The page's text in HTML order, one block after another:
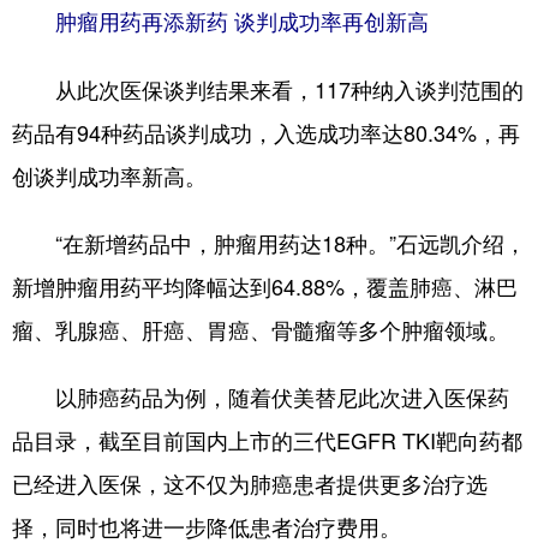
肿瘤用药再添新药 谈判成功率再创新高
从此次医保谈判结果来看，117种纳入谈判范围的
药品有94种药品谈判成功，入选成功率达80.34%，再
创谈判成功率新高。
“在新增药品中，肿瘤用药达18种。”石远凯介绍，
新增肿瘤用药平均降幅达到64.88%，覆盖肺癌、淋巴
瘤、乳腺癌、肝癌、胃癌、骨髓瘤等多个肿瘤领域。
以肺癌药品为例，随着伏美替尼此次进入医保药
品目录，截至目前国内上市的三代EGFR TKI靶向药都
已经进入医保，这不仅为肺癌患者提供更多治疗选
择，同时也将进一步降低患者治疗费用。